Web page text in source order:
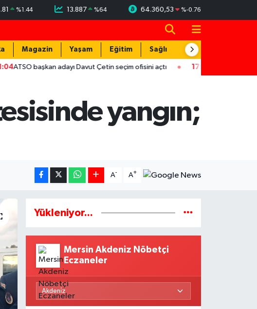
%1.44 13.887 %64 64.360,53 %-0.76
Magazin Yaşam Eğitim Sağlık Teknoloji
adayı Davut Çetin seçim ofisini açtı 17:29 Hırsızlar trafodaki bakır
yangın;
A- A+
Yükleniyor...
Mersin Akdeniz Nöbetçi
Eczaneler